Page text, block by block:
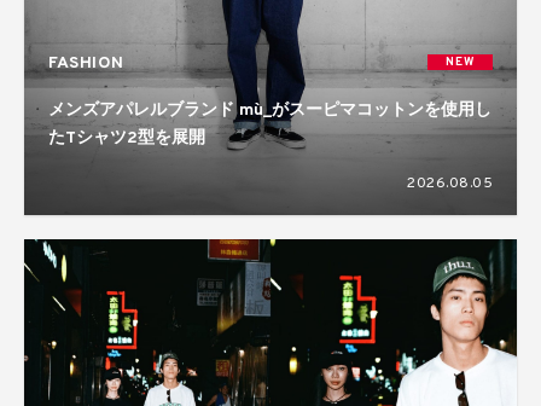
FASHION NEW
メンズアパレルブランド mù_がスーピマコットンを使用し
たTシャツ2型を展開
2026.08.05